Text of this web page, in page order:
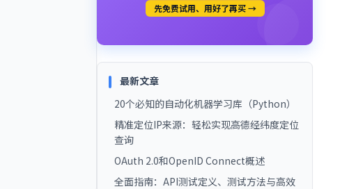
先免费试用、用好了再买 →
最新文章
20个必知的自动化机器学习库（Python）
精准定位IP来源：轻松实现高德经纬度定位
查询
OAuth 2.0和OpenID Connect概述
全面指南：API测试定义、测试方法与高效